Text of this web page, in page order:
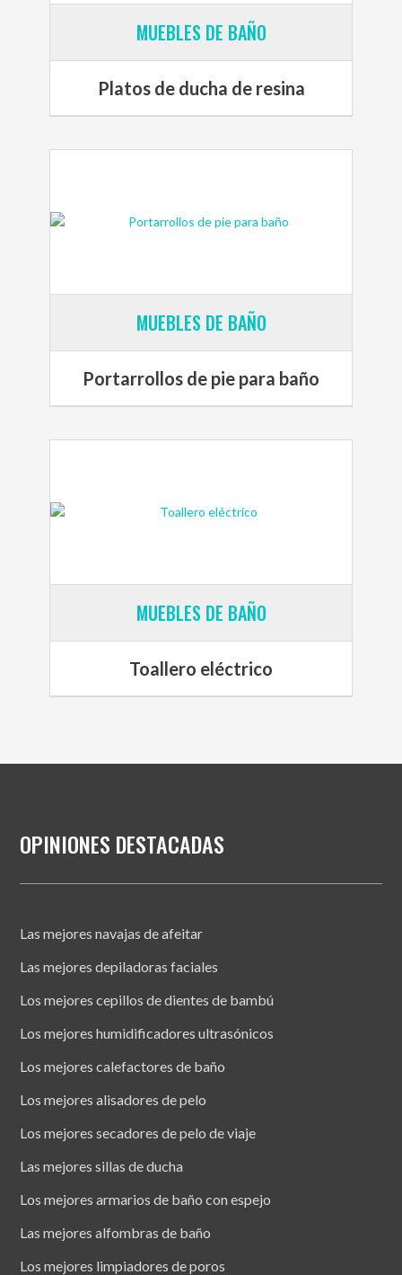
MUEBLES DE BAÑO
Platos de ducha de resina
MUEBLES DE BAÑO
Portarrollos de pie para baño
MUEBLES DE BAÑO
Toallero eléctrico
OPINIONES DESTACADAS
Las mejores navajas de afeitar
Las mejores depiladoras faciales
Los mejores cepillos de dientes de bambú
Los mejores humidificadores ultrasónicos
Los mejores calefactores de baño
Los mejores alisadores de pelo
Los mejores secadores de pelo de viaje
Las mejores sillas de ducha
Los mejores armarios de baño con espejo
Las mejores alfombras de baño
Los mejores limpiadores de poros